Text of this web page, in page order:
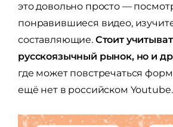
это довольно просто —
понравившиеся видео,
составляющие. Стоит
русскоязычный рынок, но и
где может повстречаться
ещё нет в российском Youtube.